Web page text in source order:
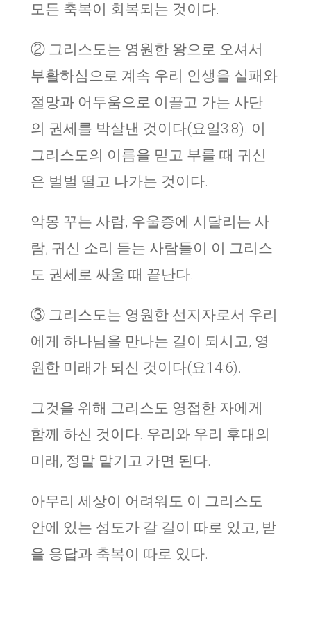
모든 축복이 회복되는 것이다.
② 그리스도는 영원한 왕으로 오셔서
부활하심으로 계속 우리 인생을 실패와
절망과 어두움으로 이끌고 가는 사단
의 권세를 박살낸 것이다(요일3:8). 이
그리스도의 이름을 믿고 부를 때 귀신
은 벌벌 떨고 나가는 것이다.
악몽 꾸는 사람, 우울증에 시달리는 사
람, 귀신 소리 듣는 사람들이 이 그리스
도 권세로 싸울 때 끝난다.
③ 그리스도는 영원한 선지자로서 우리
에게 하나님을 만나는 길이 되시고, 영
원한 미래가 되신 것이다(요14:6).
그것을 위해 그리스도 영접한 자에게
함께 하신 것이다. 우리와 우리 후대의
미래, 정말 맡기고 가면 된다.
아무리 세상이 어려워도 이 그리스도
안에 있는 성도가 갈 길이 따로 있고, 받
을 응답과 축복이 따로 있다.